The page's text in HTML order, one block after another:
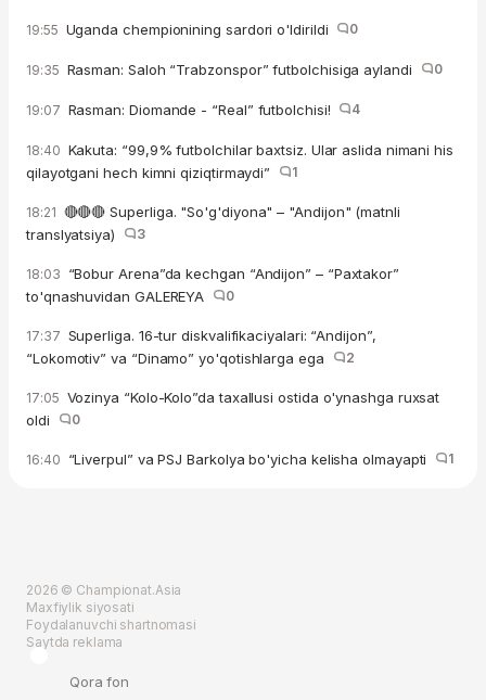
19:55 Uganda chempionining sardori o'ldirildi 0
19:35 Rasman: Saloh “Trabzonspor” futbolchisiga aylandi 0
19:07 Rasman: Diomande - “Real” futbolchisi! 4
18:40 Kakuta: “99,9% futbolchilar baxtsiz. Ular aslida nimani his
qilayotgani hech kimni qiziqtirmaydi”
1
18:21 🔴🔴🔴 Superliga. "So'g'diyona" – "Andijon" (matnli
translyatsiya)
3
18:03 “Bobur Arena”da kechgan “Andijon” – “Paxtakor”
to'qnashuvidan GALEREYA
0
17:37 Superliga. 16-tur diskvalifikaciyalari: “Andijon”,
“Lokomotiv” va “Dinamo” yo'qotishlarga ega
2
17:05 Vozinya “Kolo-Kolo”da taxallusi ostida o'ynashga ruxsat
oldi
0
16:40 “Liverpul” va PSJ Barkolya bo'yicha kelisha olmayapti 1
2026 © Championat.Asia
Maxfiylik siyosati
Foydalanuvchi shartnomasi
Saytda reklama
Qora fon